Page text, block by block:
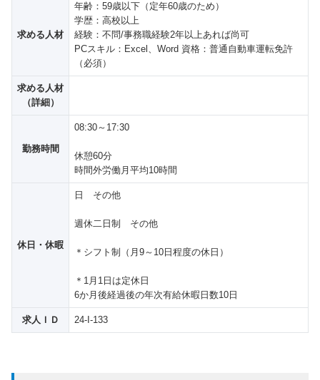
求める人材
年齢：59歳以下（定年60歳のため）
学歴：高校以上
経験：不問/事務職経験2年以上あれば尚可
PCスキル：Excel、Word 資格：普通自動車運転免許
（必須）
求める人材
（詳細）
勤務時間
08:30～17:30
休憩60分
時間外労働月平均10時間
休日・休暇
日 その他
週休二日制 その他
＊シフト制（月9～10日程度の休日）
＊1月1日は定休日
6か月後経過後の年次有給休暇日数10日
求人ＩＤ 24-I-133